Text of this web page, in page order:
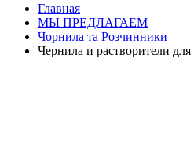
Главная
МЫ ПРЕДЛАГАЕМ
Чорнила та Розчинники
Чернила и растворители